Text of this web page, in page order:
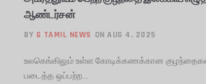
ஆண்டர்சன்
BY G TAMIL NEWS ON AUG 4, 2025
உலகெங்கிலும் உள்ள கோடிக்கணக்கான
படைத்த ஒப்பற்ற...